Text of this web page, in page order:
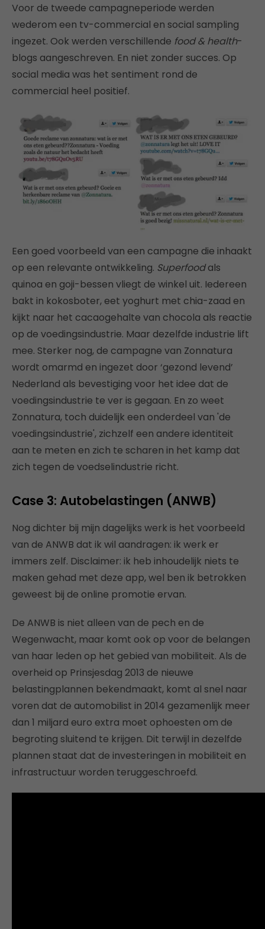
Voor de tweede campagneperiode werden
wederom een tv-commercial en social sampling
ingezet. Ook werden verschillende food & health-
blogs aangeschreven. En niet zonder succes. Op
social media was het sentiment rond de
commercial heel positief.
Een goed voorbeeld van een campagne die inhaakt
op een relevante ontwikkeling. Superfoodals
quinoa en goji-bessen vliegt de winkel uit. Iedereen
bakt in kokosboter, eet yoghurt met chia-zaad en
kijkt naar het cacaogehalte van chocola als reactie
op de voedingsindustrie. Maar dezelfde industrie lift
mee. Sterker nog, de campagne van Zonnatura
wordt omarmd en ingezet door ‘gezond levend’
Nederland als bevestiging voor het idee dat de
voedingsindustrie te ver is gegaan. En zo weet
Zonnatura, toch duidelijk een onderdeel van 'de
voedingsindustrie', zichzelf een andere identiteit
aan te meten en zich te scharen in het kamp dat
zich tegen de voedselindustrie richt.
Case 3: Autobelastingen (ANWB)
Nog dichter bij mijn dagelijks werk is het voorbeeld
van de ANWB dat ik wil aandragen: ik werk er
immers zelf. Disclaimer: ik heb inhoudelijk niets te
maken gehad met deze app, wel ben ik betrokken
geweest bij de online promotie ervan.
De ANWB is niet alleen van de pech en de
Wegenwacht, maar komt ook op voor de belangen
van haar leden op het gebied van mobiliteit. Als de
overheid op Prinsjesdag 2013 de nieuwe
belastingplannen bekendmaakt, komt al snel naar
voren dat de automobilist in 2014 gezamenlijk meer
dan 1 miljard euro extra moet ophoesten om de
begroting sluitend te krijgen. Dit terwijl in dezelfde
plannen staat dat de investeringen in mobiliteit en
infrastructuur worden teruggeschroefd.